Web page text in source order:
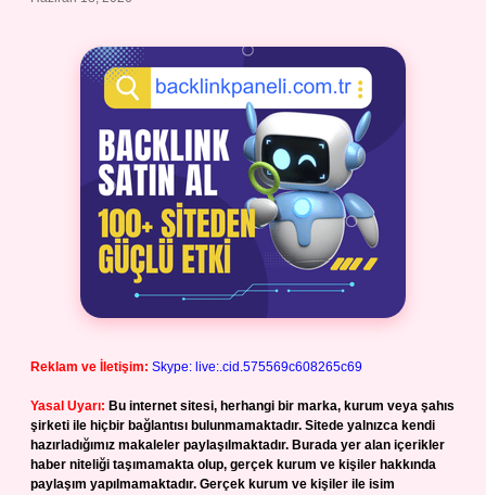
Reklam ve İletişim: Skype: live:.cid.575569c608265c69
Yasal Uyarı: Bu internet sitesi, herhangi bir marka, kurum veya şahıs
şirketi ile hiçbir bağlantısı bulunmamaktadır. Sitede yalnızca kendi
hazırladığımız makaleler paylaşılmaktadır. Burada yer alan içerikler
haber niteliği taşımamakta olup, gerçek kurum ve kişiler hakkında
paylaşım yapılmamaktadır. Gerçek kurum ve kişiler ile isim